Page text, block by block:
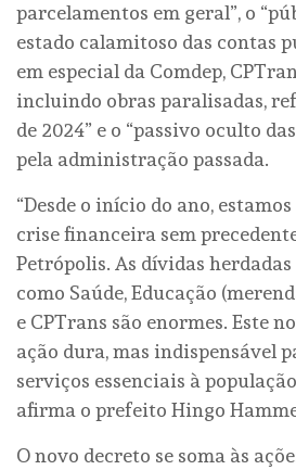
parcelamentos em geral”, o
estado calamitoso das contas
em especial da Comdep,
incluindo obras paralisadas,
de 2024” e o “passivo oculto
pela administração passada.
“Desde o início do ano,
crise financeira sem
Petrópolis. As dívidas
como Saúde, Educação
e CPTrans são enormes. Este
ação dura, mas indispensável
serviços essenciais à
afirma o prefeito Hingo
O novo decreto se soma às